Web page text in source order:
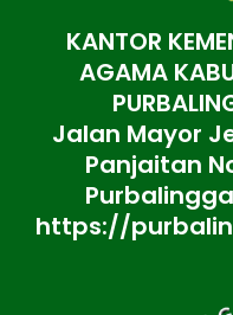
KANTOR
AGAMA
Jalan Mayor
Panjaitan
Purbalingga
https://